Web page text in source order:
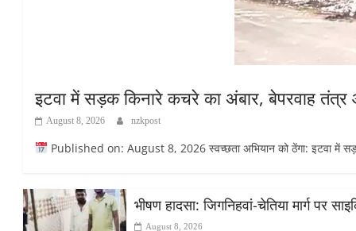
इटवा में सड़क किनारे कचरे का अंबार, बेपरवाह
August 8, 2026 nzkpost
Published on: August 8, 2026 स्वच्छता अभियान को ठेंगा: इटवा में
भीषण हादसा: जिगनिहवां-चेतिया मार्ग
August 8, 2026